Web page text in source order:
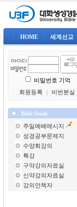
HOME 세계선교
비밀번호 기억
회원등록
비번분실
Bible Study
주일예배메시지
성경공부문제지
수양회강의
특강
구약강의자료실
신약강의자료실
강의안책자